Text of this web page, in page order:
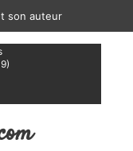
son auteur